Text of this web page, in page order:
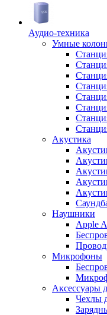
Аудио-техника
Умные
Акустика
Наушники
Apple
Микрофоны
Аксессуары
Чехлы